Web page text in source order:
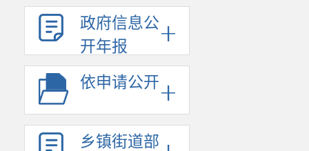
政府信息公
开年报
依申请公开
乡镇街道部